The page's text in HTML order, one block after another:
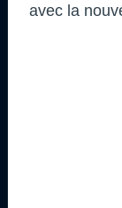
avec la